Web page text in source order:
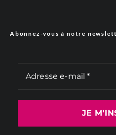
Abonnez-vous à notre